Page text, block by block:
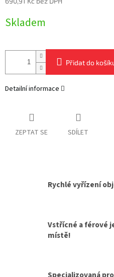
cena:
Skladem
Přidat do
Detailní informace
ZEPTAT SE SDÍLET
Rychlé vyřízení
Vstřícné a férové
místě!